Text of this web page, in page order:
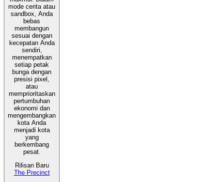
mode cerita atau
sandbox, Anda
bebas
membangun
sesuai dengan
kecepatan Anda
sendiri,
menempatkan
setiap petak
bunga dengan
presisi pixel,
atau
memprioritaskan
pertumbuhan
ekonomi dan
mengembangkan
kota Anda
menjadi kota
yang
berkembang
pesat.
Rilisan Baru
The Precinct